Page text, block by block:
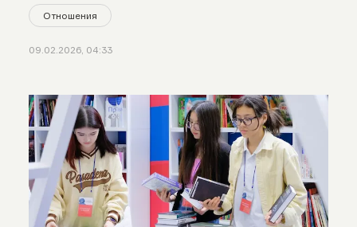
Отношения
09.02.2026, 04:33